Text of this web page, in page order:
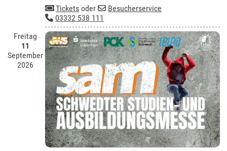
Tickets oder
Besucherservice
03332 538 111
Freitag
11
September
2026